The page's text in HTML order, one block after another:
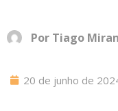
Por Tiago
20 de junho de